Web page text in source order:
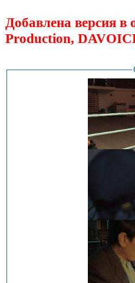
Добавлена версия в
Production,